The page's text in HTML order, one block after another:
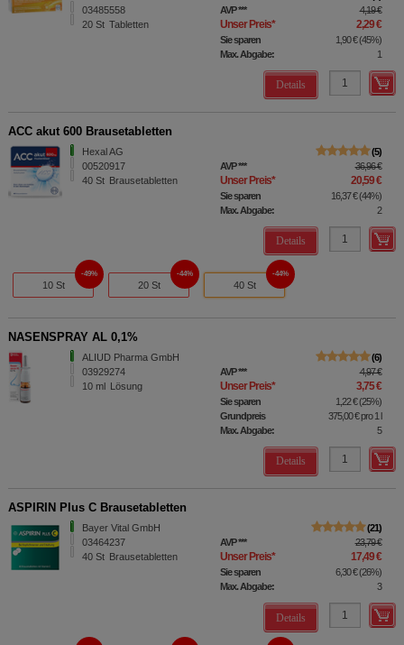
03485558
20 St Tabletten
AVP*** 4,19 €
Unser Preis* 2,29 €
Sie sparen 1,90 €(45%)
Max. Abgabe:
1
Details
ACC akut 600 Brausetabletten
Hexal AG
00520917
40 St Brausetabletten
5
AVP*** 36,96 €
Unser Preis* 20,59 €
Sie sparen 16,37 €(44%)
Max. Abgabe:
2
Details
10 St
49%
20 St
44%
40 St
44%
NASENSPRAY AL 0,1%
ALIUD Pharma GmbH
03929274
10 ml Lösung
6
AVP*** 4,97 €
Unser Preis* 3,75 €
Sie sparen 1,22 €(25%)
Grundpreis
375,00 €pro 1 l
Max. Abgabe:
5
Details
ASPIRIN Plus C Brausetabletten
Bayer Vital GmbH
03464237
40 St Brausetabletten
21
AVP*** 23,79 €
Unser Preis* 17,49 €
Sie sparen 6,30 €(26%)
Max. Abgabe:
3
Details